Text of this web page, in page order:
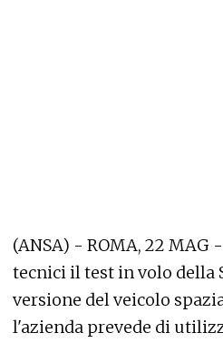
(ANSA) - ROMA, 22
tecnici il test in volo della
versione del veicolo
l'azienda prevede di